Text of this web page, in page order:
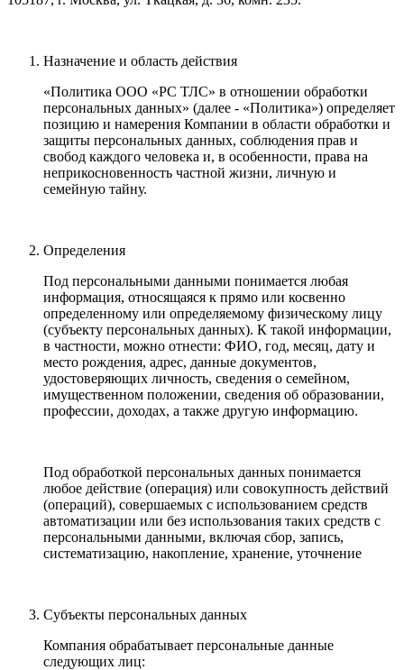
Назначение и область действия
«Политика ООО «PC ТЛС» в отношении обработки
персональных данных» (далее - «Политика») определяет
позицию и намерения Компании в области обработки и
защиты персональных данных, соблюдения прав и
свобод каждого человека и, в особенности, права на
неприкосновенность частной жизни, личную и
семейную тайну.
Определения
Под персональными данными понимается любая
информация, относящаяся к прямо или косвенно
определенному или определяемому физическому лицу
(субъекту персональных данных). К такой информации,
в частности, можно отнести: ФИО, год, месяц, дату и
место рождения, адрес, данные документов,
удостоверяющих личность, сведения о семейном,
имущественном положении, сведения об образовании,
профессии, доходах, а также другую информацию.
Под обработкой персональных данных понимается
любое действие (операция) или совокупность действий
(операций), совершаемых с использованием средств
автоматизации или без использования таких средств с
персональными данными, включая сбор, запись,
систематизацию, накопление, хранение, уточнение
Субъекты персональных данных
Компания обрабатывает персональные данные
следующих лиц: